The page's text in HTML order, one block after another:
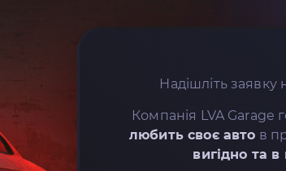
Надішліть заявку
Компанія LVA
любить своє авто в
вигідно та